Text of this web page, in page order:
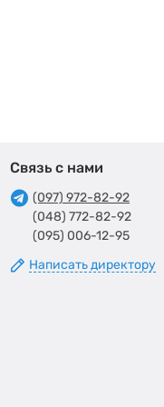
Связь с нами
(097) 972-82-92
(048) 772-82-92
(095) 006-12-95
Написать директору